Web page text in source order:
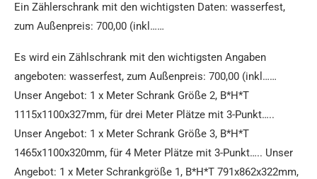
Ein Zählerschrank mit den wichtigsten Daten: wasserfest,
zum Außenpreis: 700,00 (inkl……
Es wird ein Zählschrank mit den wichtigsten Angaben
angeboten: wasserfest, zum Außenpreis: 700,00 (inkl……
Unser Angebot: 1 x Meter Schrank Größe 2, B*H*T
1115x1100x327mm, für drei Meter Plätze mit 3-Punkt…..
Unser Angebot: 1 x Meter Schrank Größe 3, B*H*T
1465x1100x320mm, für 4 Meter Plätze mit 3-Punkt….. Unser
Angebot: 1 x Meter Schrankgröße 1, B*H*T 791x862x322mm,